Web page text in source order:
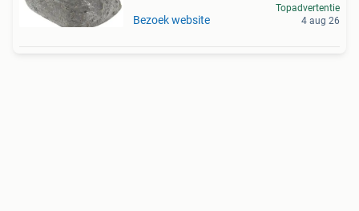
Bezoek website
Topadvertentie
4 aug 26